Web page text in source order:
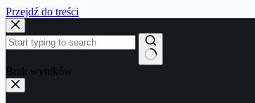
Przejdź do treści
Brak wyników